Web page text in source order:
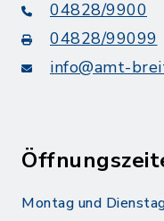
04828/9900
04828/99099
info@amt-
Montag und